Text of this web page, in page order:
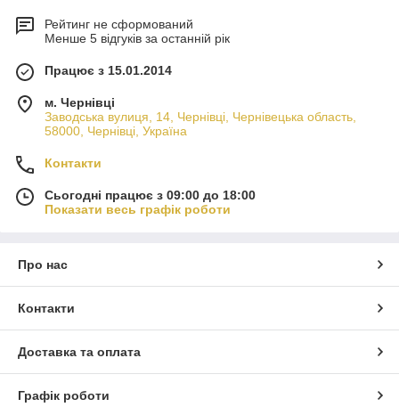
Рейтинг не сформований
Менше 5 відгуків за останній рік
Працює з 15.01.2014
м. Чернівці
Заводська вулиця, 14, Чернівці, Чернівецька область,
58000, Чернівці, Україна
Контакти
Сьогодні працює з 09:00 до 18:00
Показати весь графік роботи
Про нас
Контакти
Доставка та оплата
Графік роботи